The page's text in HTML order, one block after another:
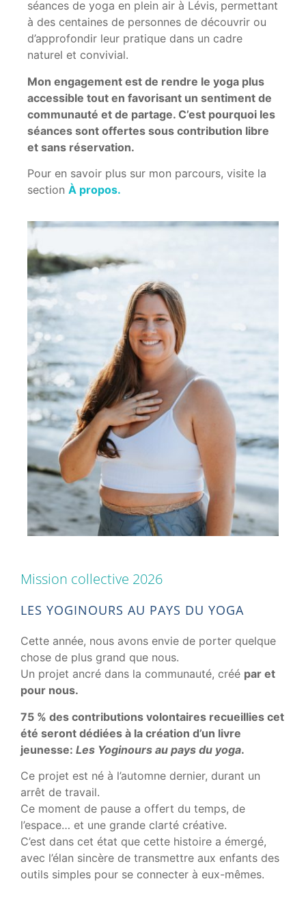
séances de yoga en plein air à Lévis, permettant
à des centaines de personnes de découvrir ou
d’approfondir leur pratique dans un cadre
naturel et convivial.
Mon engagement est de rendre le yoga plus
accessible tout en favorisant un sentiment de
communauté et de partage. C’est pourquoi les
séances sont offertes sous contribution libre
et sans réservation.
Pour en savoir plus sur mon parcours, visite la
section À propos.
Mission collective 2026
LES YOGINOURS AU PAYS DU YOGA
Cette année, nous avons envie de porter quelque
chose de plus grand que nous.
Un projet ancré dans la communauté, créé par et
pour nous.
75 % des contributions volontaires recueillies cet
été seront dédiées à la création d’un livre
jeunesse: Les Yoginours au pays du yoga.
Ce projet est né à l’automne dernier, durant un
arrêt de travail.
Ce moment de pause a offert du temps, de
l’espace… et une grande clarté créative.
C’est dans cet état que cette histoire a émergé,
avec l’élan sincère de transmettre aux enfants des
outils simples pour se connecter à eux-mêmes.